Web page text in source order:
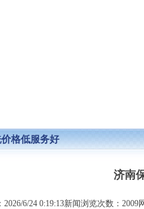
格低服务好
济南
6/24 0:19:13新闻浏览次数：2009